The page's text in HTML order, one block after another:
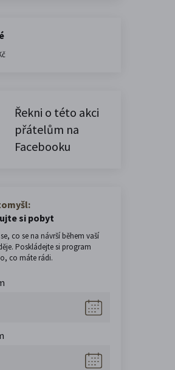
Řekni o této akci
přátelům na
Facebooku
si pobyt
co se na návrší během vaší
Poskládejte si program
co máte rádi.